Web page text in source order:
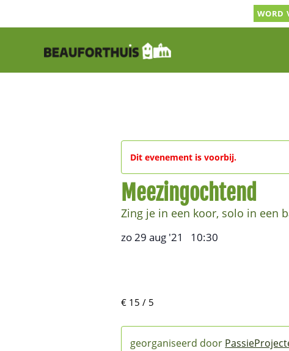
WORD
Dit evenement is voorbij.
Meezingochtend
Zing je in een koor, solo in een
zo 29 aug '21 10:30
€ 15 / 5